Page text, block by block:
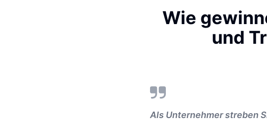
Wie
und
Als Unternehmer streben